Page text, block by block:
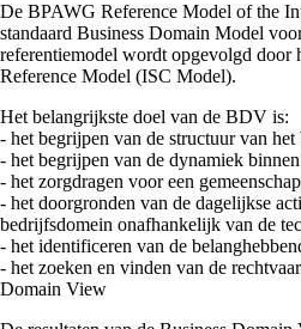
De BPAWG Reference Model of the
standaard Business Domain Model
referentiemodel wordt opgevolgd door
Reference Model (ISC Model).
Het belangrijkste doel van de BDV is:
- het begrijpen van de structuur van
- het begrijpen van de dynamiek
- het zorgdragen voor een
- het doorgronden van de dagelijkse
bedrijfsdomein onafhankelijk van de
- het identificeren van de
- het zoeken en vinden van de
Domain View